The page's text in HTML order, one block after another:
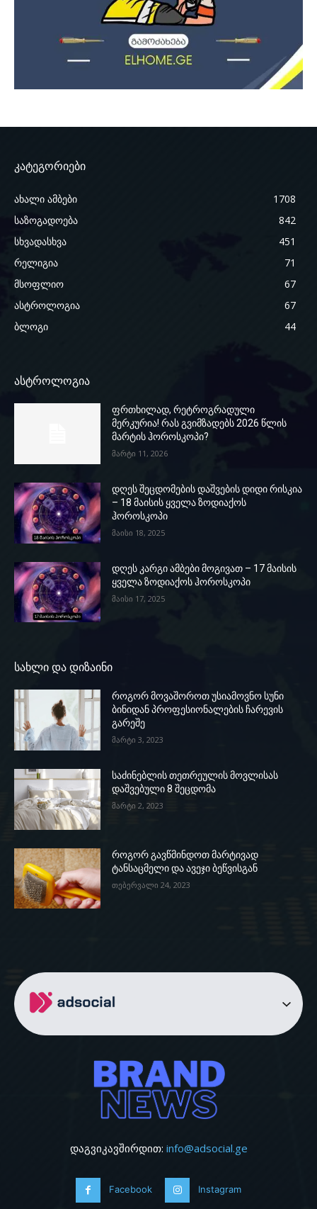
კატეგორიები
ახალი ამბები
1708
საზოგადოება
842
სხვადასხვა
451
რელიგია
71
მსოფლიო
67
ასტროლოგია
67
ბლოგი
44
ასტროლოგია
ფრთხილად, რეტროგრადული
მერკურია! რას გვიმზადებს 2026 წლის
მარტის ჰოროსკოპი?
მარტი 11, 2026
დღეს შეცდომების დაშვების დიდი რისკია
– 18 მაისის ყველა ზოდიაქოს
ჰოროსკოპი
მაისი 18, 2025
დღეს კარგი ამბები მოგივათ – 17 მაისის
ყველა ზოდიაქოს ჰოროსკოპი
მაისი 17, 2025
სახლი და დიზაინი
როგორ მოვაშოროთ უსიამოვნო სუნი
ბინიდან პროფესიონალების ჩარევის
გარეშე
მარტი 3, 2023
საძინებლის თეთრეულის მოვლისას
დაშვებული 8 შეცდომა
მარტი 2, 2023
როგორ გავწმინდოთ მარტივად
ტანსაცმელი და ავეჯი ბეწვისგან
თებერვალი 24, 2023
დაგვიკავშირდით: info@adsocial.ge
Facebook Instagram